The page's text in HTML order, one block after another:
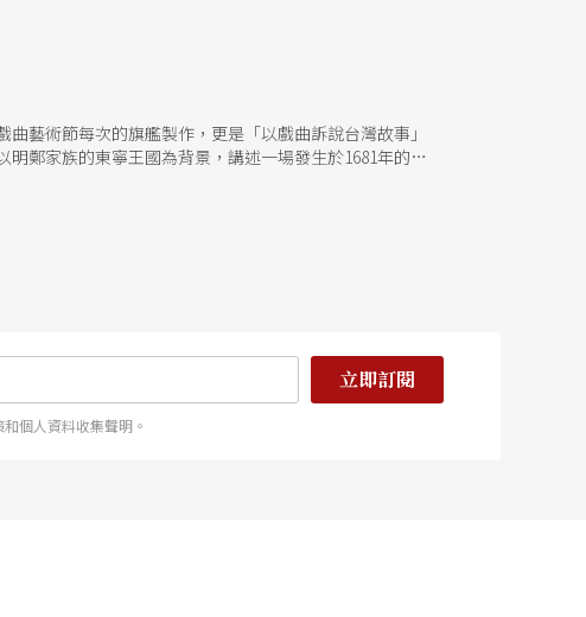
藝術節每次的旗艦製作，更是「以戲曲訴說台灣故事」
鄭家族的東寧王國為背景，講述一場發生於1681年的王
歷史的詮釋與想像，引入不同族群的記憶與立場，早期
、多元的人物形象。《鳳凰變》的故事則是以鄭成功死
劇性係由人倫的衝突而展開，而《鳳凰變》中的所有角
立即訂閱
個人資料收集聲明。